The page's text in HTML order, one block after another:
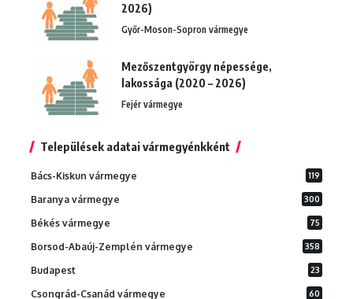
2026)
Győr-Moson-Sopron vármegye
Mezőszentgyörgy népessége,
lakossága (2020 – 2026)
Fejér vármegye
Települések adatai vármegyénkként
Bács-Kiskun vármegye 119
Baranya vármegye 300
Békés vármegye 75
Borsod-Abaúj-Zemplén vármegye 358
Budapest 23
Csongrád-Csanád vármegye 60